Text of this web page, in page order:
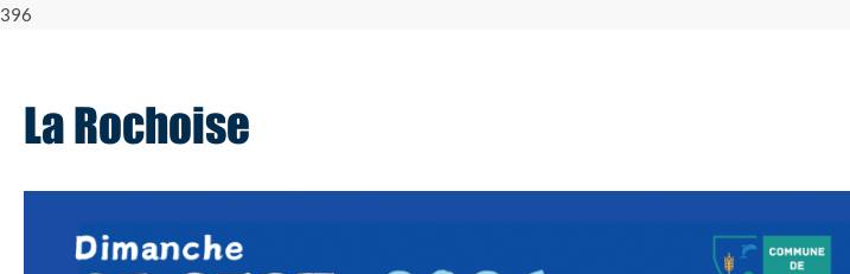
396
La Rochoise